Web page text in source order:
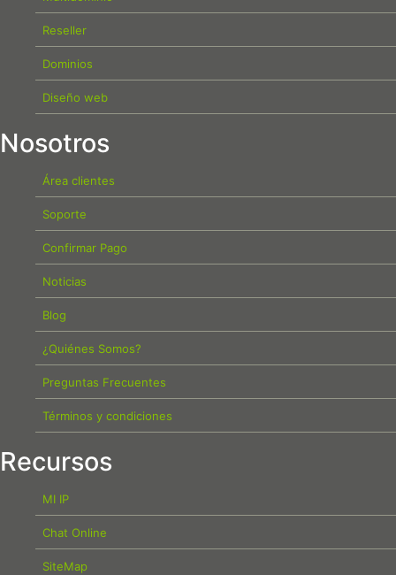
Reseller
Dominios
Diseño web
Nosotros
Área clientes
Soporte
Confirmar Pago
Noticias
Blog
¿Quiénes Somos?
Preguntas Frecuentes
Términos y condiciones
Recursos
MI IP
Chat Online
SiteMap